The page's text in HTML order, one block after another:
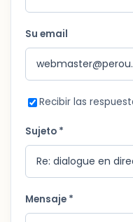
Su email
Recibir las
Sujeto *
Mensaje *